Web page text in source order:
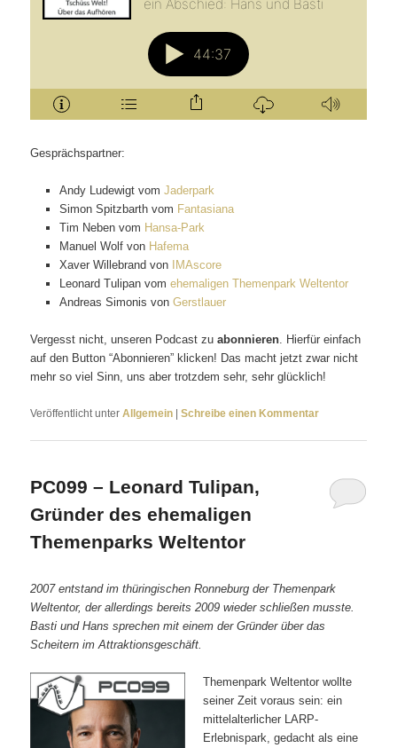
Gesprächspartner:
Andy Ludewigt vom Jaderpark
Simon Spitzbarth vom Fantasiana
Tim Neben vom Hansa-Park
Manuel Wolf von Hafema
Xaver Willebrand von
IMAscore
Leonard Tulipan vom ehemaligen Themenpark Weltentor
Andreas Simonis von Gerstlauer
Vergesst nicht, unseren Podcast zuabonnieren. Hierfür einfach
auf den Button “Abonnieren” klicken! Das macht jetzt zwar nicht
mehr so viel Sinn, uns aber trotzdem sehr, sehr glücklich!
Veröffentlicht unter Allgemein |Schreibe einen Kommentar
PC099 – Leonard Tulipan,
Gründer des ehemaligen
Themenparks Weltentor
2007 entstand im thüringischen Ronneburg der Themenpark
Weltentor, der allerdings bereits 2009 wieder schließen musste.
Basti und Hans sprechen mit einem der Gründer über das
Scheitern im Attraktionsgeschäft.
Themenpark Weltentor wollte
seiner Zeit voraus sein: ein
mittelalterlicher LARP-
Erlebnispark, gedacht als eine